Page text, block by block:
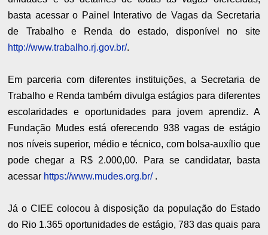
basta acessar o Painel Interativo de Vagas da Secretaria
de Trabalho e Renda do estado, disponível no site
http://www.trabalho.rj.gov.br/.
Em parceria com diferentes instituições, a Secretaria de
Trabalho e Renda também divulga estágios para diferentes
escolaridades e oportunidades para jovem aprendiz. A
Fundação Mudes está oferecendo 938 vagas de estágio
nos níveis superior, médio e técnico, com bolsa-auxílio que
pode chegar a R$ 2.000,00. Para se candidatar, basta
acessar https://www.mudes.org.br/.
Já o CIEE colocou à disposição da população do Estado
do Rio 1.365 oportunidades de estágio, 783 das quais para